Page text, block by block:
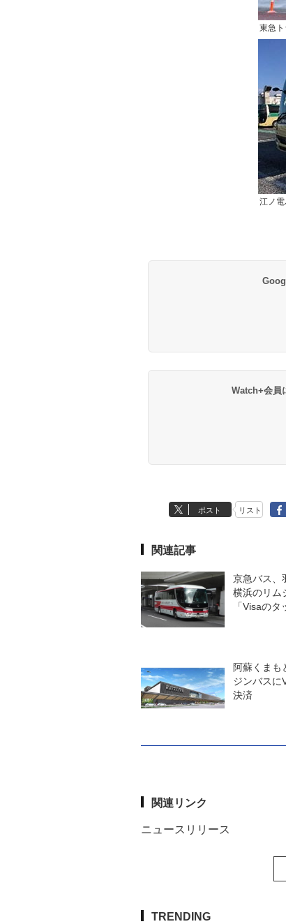
東急
江ノ電
Watch+会員
ポスト リスト
関連記事
京急バス、
横浜のリム
「Visaのタ
阿蘇くまも
ジンバスに
決済
関連リンク
ニュースリリース
TRENDING